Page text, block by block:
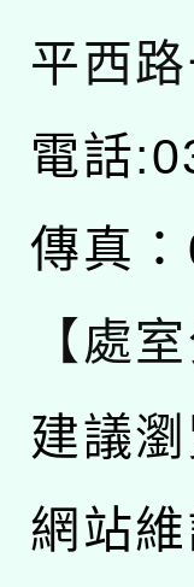
平西
電話
傳真
【處
建議
網站